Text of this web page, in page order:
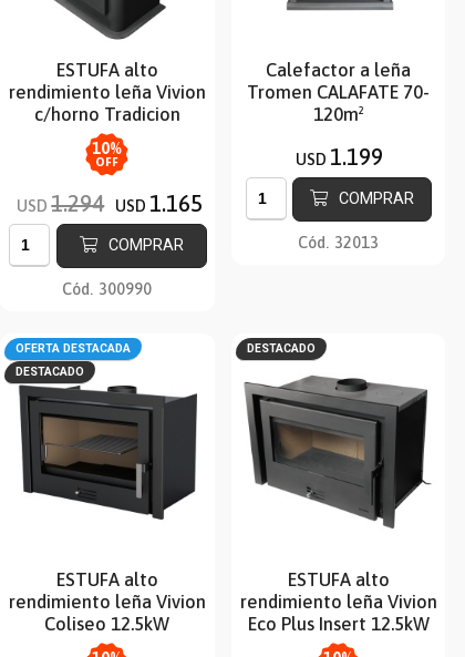
ESTUFA alto
rendimiento leña Vivion
c/horno Tradicion
10%
OFF
USD 1.294 USD 1.165
COMPRAR
Cód. 300990
Calefactor a leña
Tromen CALAFATE 70-
120m²
USD 1.199
COMPRAR
Cód. 32013
OFERTA DESTACADA
DESTACADO
ESTUFA alto
rendimiento leña Vivion
Coliseo 12.5kW
DESTACADO
ESTUFA alto
rendimiento leña Vivion
Eco Plus Insert 12.5kW